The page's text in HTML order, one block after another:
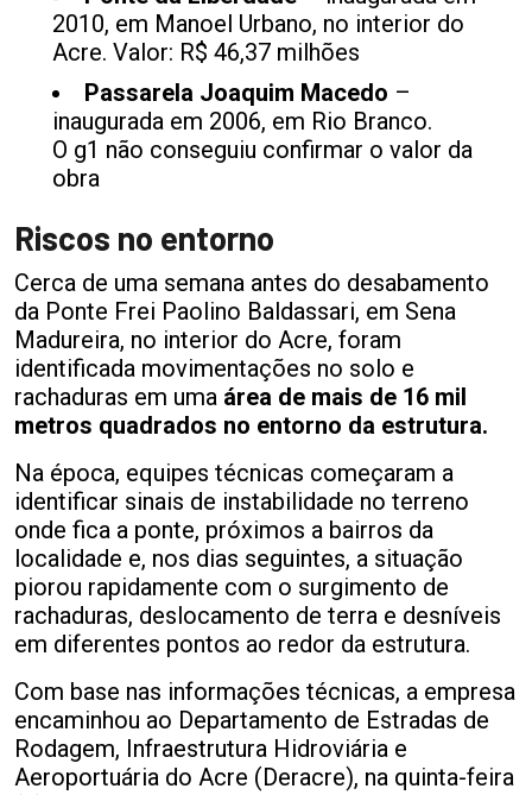
2010, em Manoel Urbano, no interior do
Acre. Valor: R$ 46,37 milhões
Passarela Joaquim Macedo –
inaugurada em 2006, em Rio Branco.
O g1 não conseguiu confirmar o valor da
obra
Riscos no entorno
Cerca de uma semana antes do desabamento
da Ponte Frei Paolino Baldassari, em Sena
Madureira, no interior do Acre, foram
identificada movimentações no solo e
rachaduras em uma área de mais de 16 mil
metros quadrados no entorno da estrutura.
Na época, equipes técnicas começaram a
identificar sinais de instabilidade no terreno
onde fica a ponte, próximos a bairros da
localidade e, nos dias seguintes, a situação
piorou rapidamente com o surgimento de
rachaduras, deslocamento de terra e desníveis
em diferentes pontos ao redor da estrutura.
Com base nas informações técnicas, a empresa
encaminhou ao Departamento de Estradas de
Rodagem, Infraestrutura Hidroviária e
Aeroportuária do Acre (Deracre), na quinta-feira